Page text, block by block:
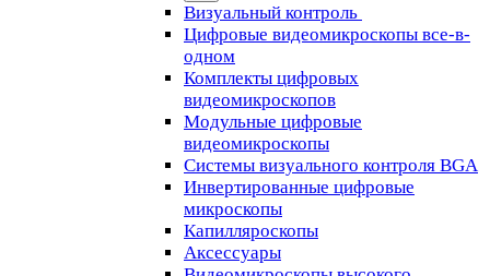
Визуальный контроль
Цифровые видеомикроскопы все-в-
одном
Комплекты цифровых
видеомикроскопов
Модульные цифровые
видеомикроскопы
Cистемы визуального контроля BGA
Инвертированные цифровые
микроскопы
Капилляроскопы
Аксессуары